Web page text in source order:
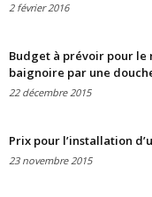
2 février 2016
Budget à prévoir pour le
baignoire par une
22 décembre 2015
Prix pour l’installation
23 novembre 2015